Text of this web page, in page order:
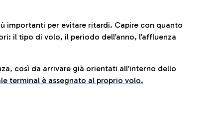
importanti per evitare ritardi. Capire con quanto
il tipo di volo, il periodo dell’anno, l’affluenza
così da arrivare già orientati all’interno dello
terminal è assegnato al proprio volo.